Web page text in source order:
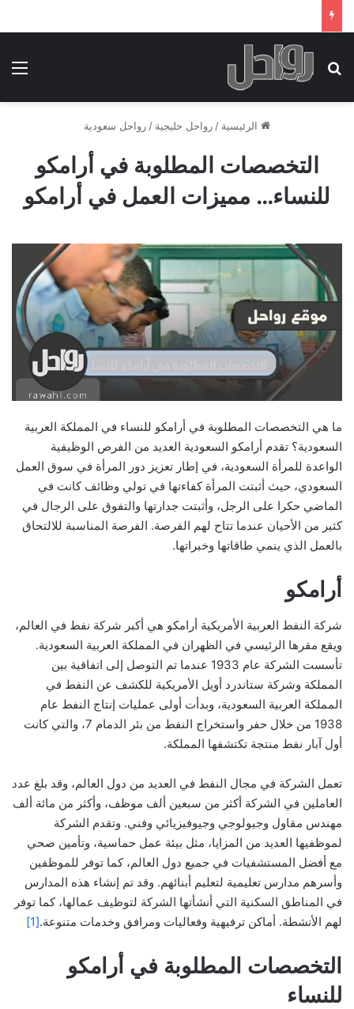
بحث عن
الرئيسية / رواحل خليجية / رواحل سعودية
التخصصات المطلوبة في أرامكو
للنساء… مميزات العمل في أرامكو
ما هي التخصصات المطلوبة في أرامكو للنساء في المملكة العربية
السعودية؟ تقدم أرامكو السعودية العديد من الفرص الوظيفية
الواعدة للمرأة السعودية، في إطار تعزيز دور المرأة في سوق العمل
السعودي، حيث أثبتت المرأة كفاءتها في تولي وظائف كانت في
الماضي حكرا على الرجل، وأثبتت جدارتها والتفوق على الرجال في
كثير من الأحيان عندما تتاح لهم الفرصة. الفرصة المناسبة للالتحاق
بالعمل الذي ينمي طاقاتها وخبراتها.
أرامكو
شركة النفط العربية الأمريكية أرامكو هي أكبر شركة نفط في العالم،
ويقع مقرها الرئيسي في الظهران في المملكة العربية السعودية.
تأسست الشركة عام 1933 عندما تم التوصل إلى اتفاقية بين
المملكة وشركة ستاندرد أويل الأمريكية للكشف عن النفط في
المملكة العربية السعودية، وبدأت أولى عمليات إنتاج النفط عام
1938 من خلال حفر واستخراج النفط من بئر الدمام 7، والتي كانت
أول آبار نفط منتجة تكتشفها المملكة.
تعمل الشركة في مجال النفط في العديد من دول العالم، وقد بلغ عدد
العاملين في الشركة أكثر من سبعين ألف موظف، وأكثر من مائة ألف
مهندس مقاول وجيولوجي وجيوفيزيائي وفني. وتقدم الشركة
لموظفيها العديد من المزايا، مثل بيئة عمل حماسية، وتأمين صحي
مع أفضل المستشفيات في جميع دول العالم، كما توفر للموظفين
وأسرهم مدارس تعليمية لتعليم أبنائهم. وقد تم إنشاء هذه المدارس
في المناطق السكنية التي أنشأتها الشركة لتوظيف عمالها، كما توفر
لهم الأنشطة. أماكن ترفيهية وفعاليات ومرافق وخدمات متنوعة.[1]
التخصصات المطلوبة في أرامكو
للنساء